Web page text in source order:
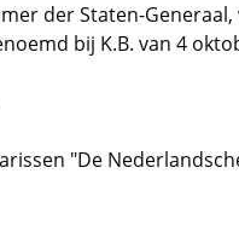
der Staten-
bij K.B. van 4
"De